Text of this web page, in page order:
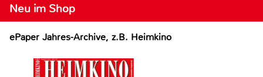
Neu im Shop
ePaper Jahres-Archive, z.B. Heimkino